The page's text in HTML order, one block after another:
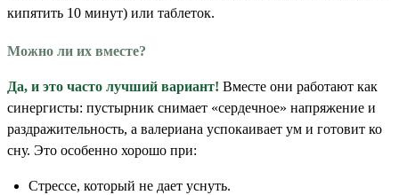
кипятить 10 минут) или таблеток.
Можно ли их вместе?
Да, и это часто лучший вариант! Вместе они работают как
синергисты: пустырник снимает «сердечное» напряжение и
раздражительность, а валериана успокаивает ум и готовит ко
сну. Это особенно хорошо при:
Стрессе, который не дает уснуть.